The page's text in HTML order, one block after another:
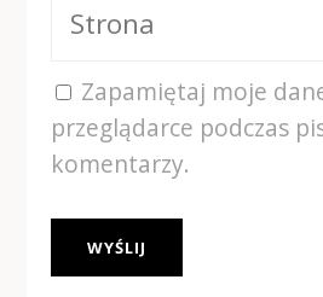
Zapamiętaj moje
przeglądarce podczas
komentarzy.